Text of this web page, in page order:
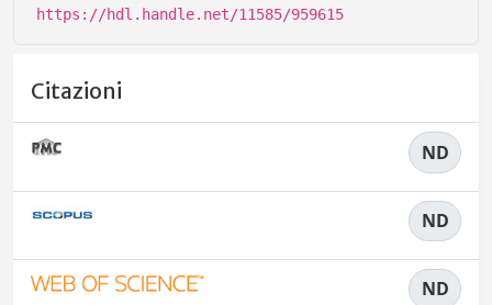
https://hdl.handle.net/11585/959615
Citazioni
ND
ND
ND